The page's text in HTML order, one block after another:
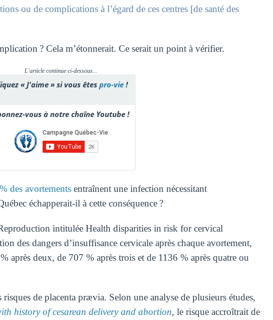
ou de complications à l’égard de ces centres [de santé des
? Cela m’étonnerait. Ce serait un point à vérifier.
L'article continue ci-dessous...
« J'aime » si vous êtes pro-vie !
vous à notre chaîne Youtube !
des avortementsentraînent une infection nécessitant
échapperait-il à cette conséquence ?
intitulée Health disparities in risk for cervical
des dangers d’insuffisance cervicale après chaque avortement,
après deux, de 707 % après trois et de 1136 % après quatre ou
de placenta prævia. Selon une analyse de plusieurs études,
history of cesarean delivery and abortion, le risque accroîtrait de